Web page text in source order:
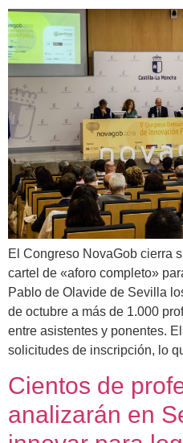
El Congreso NovaGob cierra
cartel de «aforo completo»
Pablo de Olavide de Sevilla
de octubre a más de 1.000
entre asistentes y ponentes.
solicitudes de inscripción, lo
Cientos de
analizarán en